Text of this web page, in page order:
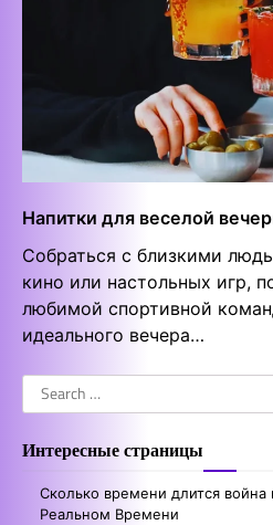
Напитки для веселой
Собраться с близкими
кино или настольных игр,
любимой спортивной
идеального вечера…
Search
for:
Интересные страницы
Сколько времени длится война
Реальном Времени